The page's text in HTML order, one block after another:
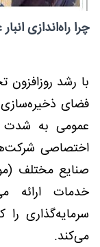
چرا راه‌اندازی
با رشد روزافزون
فضای ذخیره‌سازی
عمومی به شدت
اختصاصی
صنایع مختلف
خدمات ارائه
سرمایه‌گذاری
می‌کند.